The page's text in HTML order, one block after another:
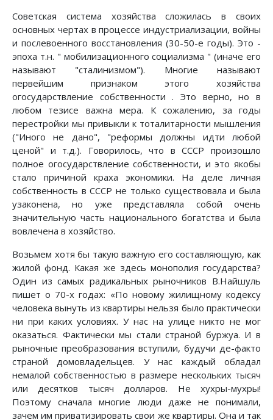
Советская система хозяйства сложилась в своих
основных чертах в процессе индустриализации, войны
и послевоенного восстановления (30-50-е годы). Это -
эпоха т.н. " мобилизационного социализма " (иначе его
называют "сталинизмом"). Многие называют
первейшим признаком этого хозяйства
огосударствление собственности . Это верно, но в
любом тезисе важна мера. К сожалению, за годы
перестройки мы привыкли к тоталитарности мышления
("Иного не дано", "реформы должны идти любой
ценой" и т.д.). Говорилось, что в СССР произошло
полное огосударствление собственности, и это якобы
стало причиной краха экономики. На деле личная
собственность в СССР не только существовала и была
узаконена, но уже представляла собой очень
значительную часть национального богатства и была
вовлечена в хозяйство.
Возьмем хотя бы такую важную его составляющую, как
жилой фонд. Какая же здесь монополия государства?
Один из самых радикальных рыночников В.Найшуль
пишет о 70-х годах: «По новому жилищному кодексу
человека вынуть из квартиры нельзя было практически
ни при каких условиях. У нас на улице никто не мог
оказаться. Фактически мы стали страной буржуа. И в
рыночные преобразования вступили, будучи де-факто
страной домовладельцев. У нас каждый обладал
немалой собственностью в размере нескольких тысяч
или десятков тысяч долларов. Не хухры-мухры!
Поэтому сначала многие люди даже не понимали,
зачем им приватизировать свои же квартиры. Она и так